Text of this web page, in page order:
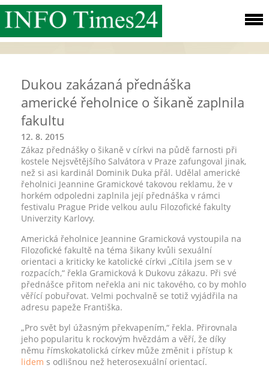
Dukou zakázaná přednáška
americké řeholnice o šikaně zaplnila
fakultu
12. 8. 2015
Zákaz přednášky o šikaně v církvi na půdě farnosti při
kostele Nejsvětějšího Salvátora v Praze zafungoval jinak,
než si asi kardinál Dominik Duka přál. Udělal americké
řeholnici Jeannine Gramickové takovou reklamu, že v
horkém odpoledni zaplnila její přednáška v rámci
festivalu Prague Pride velkou aulu Filozofické fakulty
Univerzity Karlovy.
Americká řeholnice Jeannine Gramicková vystoupila na
Filozofické fakultě na téma šikany kvůli sexuální
orientaci a kriticky ke katolické církvi „Cítila jsem se v
rozpacích,“ řekla Gramicková k Dukovu zákazu. Při své
přednášce přitom neřekla ani nic takového, co by mohlo
věřící pobuřovat. Velmi pochvalně se totiž vyjádřila na
adresu papeže Františka.
„Pro svět byl úžasným překvapením,“ řekla. Přirovnala
jeho popularitu k rockovým hvězdám a věří, že díky
němu římskokatolická církev může změnit i přístup k
lidem s odlišnou než heterosexuální orientací.